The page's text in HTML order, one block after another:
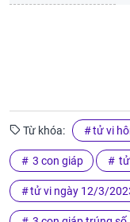
Từ khóa: tử vi
3 con giáp
tử vi ngày 12/3/